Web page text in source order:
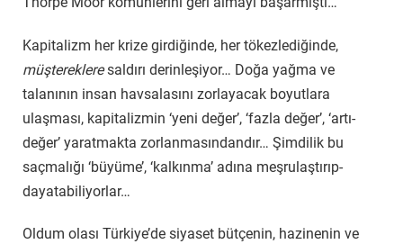
Kapitalizm her krize girdiğinde, her tökezlediğinde,
müşterekleresaldırı derinleşiyor… Doğa yağma ve
talanının insan havsalasını zorlayacak boyutlara
ulaşması, kapitalizmin ‘yeni değer’, ‘fazla değer’, ‘artı-
değer’ yaratmakta zorlanmasındandır… Şimdilik bu
saçmalığı ‘büyüme’, ‘kalkınma’ adına meşrulaştırıp-
dayatabiliyorlar…
Oldum olası Türkiye’de siyaset bütçenin, hazinenin ve